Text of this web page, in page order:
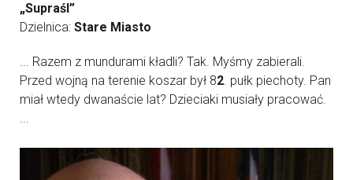
„Supraśl”
Dzielnica: Stare Miasto
... Razem z mundurami kładli? Tak. Myśmy zabierali.
Przed wojną na terenie koszar był 82. pułk piechoty. Pan
miał wtedy dwanaście lat? Dzieciaki musiały pracować.
...